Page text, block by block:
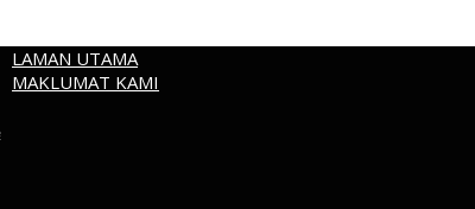
LAMAN UTAMA
MAKLUMAT KAMI